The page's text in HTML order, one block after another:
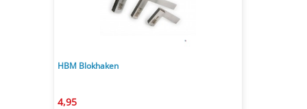
HBM Blokhaken
4,95